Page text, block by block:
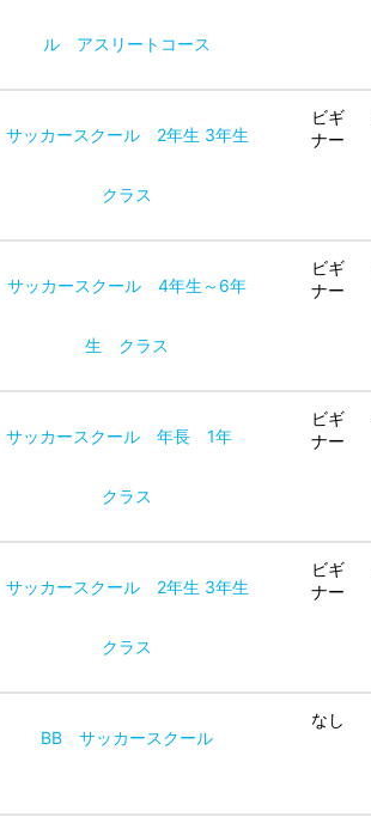
ル アスリートコース
サッカースクール 2年生 3年生
クラス
ビギ
ナー
サッカースクール 4年生～6年
生 クラス
ビギ
ナー
サッカースクール 年長 1年
クラス
ビギ
ナー
サッカースクール 2年生 3年生
クラス
ビギ
ナー
BB サッカースクール
なし